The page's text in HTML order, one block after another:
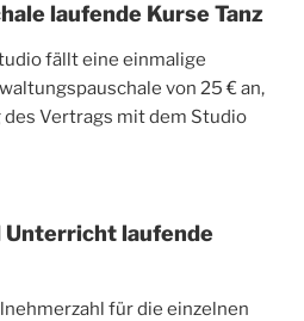
laufende Kurse Tanz
fällt eine einmalige
von 25 € an,
Vertrags mit dem Studio
Unterricht laufende
für die einzelnen